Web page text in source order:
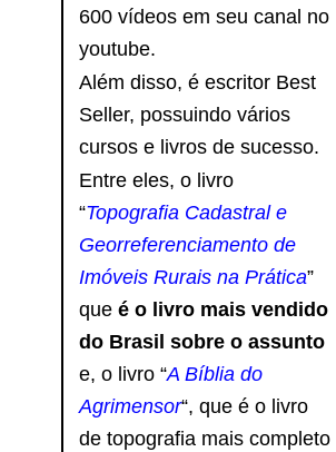
600 vídeos em seu canal no
youtube.
Além disso, é escritor Best
Seller, possuindo vários
cursos e livros de sucesso.
Entre eles, o livro
“Topografia Cadastral e
Georreferenciamento de
Imóveis Rurais na Prática”
queé o livro mais vendido
do Brasil sobre o assunto
e, o livro “A Bíblia do
Agrimensor“, que é o livro
de topografia mais completo